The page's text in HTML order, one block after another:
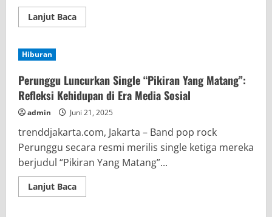
Lanjut BacaRead
more
Store
Pertama
di
Indonesia
Hiburan
Perunggu Luncurkan Single “Pikiran Yang Matang”:
Refleksi Kehidupan di Era Media Sosial
admin Juni 21, 2025
trenddjakarta.com, Jakarta – Band pop rock
Perunggu secara resmi merilis single ketiga mereka
berjudul “Pikiran Yang Matang”...
Lanjut BacaRead
more